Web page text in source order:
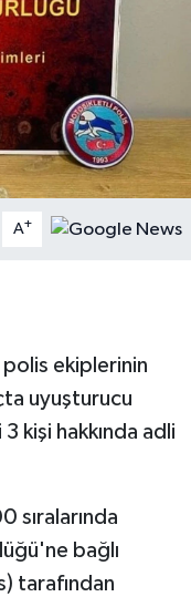
A+
ekiplerinin
uyuşturucu
kişi hakkında adli
sıralarında
bağlı
tarafından